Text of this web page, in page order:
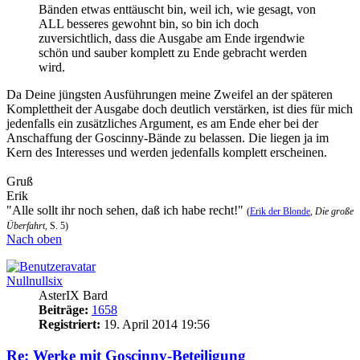
Bänden etwas enttäuscht bin, weil ich, wie gesagt, von
ALL besseres gewohnt bin, so bin ich doch
zuversichtlich, dass die Ausgabe am Ende irgendwie
schön und sauber komplett zu Ende gebracht werden
wird.
Da Deine jüngsten Ausführungen meine Zweifel an der späteren
Komplettheit der Ausgabe doch deutlich verstärken, ist dies für mich
jedenfalls ein zusätzliches Argument, es am Ende eher bei der
Anschaffung der Goscinny-Bände zu belassen. Die liegen ja im
Kern des Interesses und werden jedenfalls komplett erscheinen.
Gruß
Erik
"Alle sollt ihr noch sehen, daß ich habe recht!" (Erik der Blonde, Die große
Überfahrt, S. 5)
Nach oben
Nullnullsix
AsterIX Bard
Beiträge: 1658
Registriert: 19. April 2014 19:56
Re: Werke mit Goscinny-Beteiligung